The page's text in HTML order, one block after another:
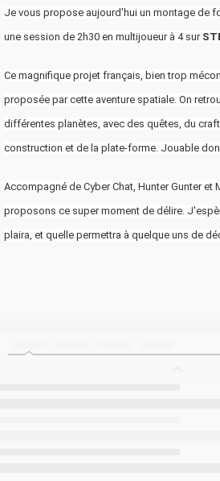
Je vous propose aujourd'hui un montage de
une session de 2h30 en multijoueur à 4 sur
Ce magnifique projet français, bien trop
proposée par cette aventure spatiale. On
différentes planètes, avec des quêtes, du
construction et de la plate-forme. Jouable
Accompagné de Cyber Chat, Hunter Gunter et
proposons ce super moment de délire.
plaira, et quelle permettra à quelque uns de